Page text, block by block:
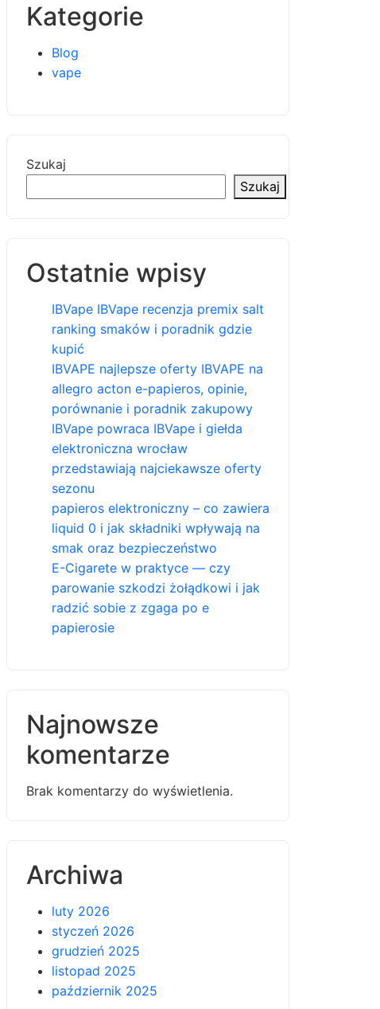
Kategorie
Blog
vape
Szukaj
Szukaj
Ostatnie wpisy
IBVape IBVape recenzja premix salt
ranking smaków i poradnik gdzie
kupić
IBVAPE najlepsze oferty IBVAPE na
allegro acton e-papieros, opinie,
porównanie i poradnik zakupowy
IBVape powraca IBVape i giełda
elektroniczna wrocław
przedstawiają najciekawsze oferty
sezonu
papieros elektroniczny – co zawiera
liquid 0 i jak składniki wpływają na
smak oraz bezpieczeństwo
E-Cigarete w praktyce — czy
parowanie szkodzi żołądkowi i jak
radzić sobie z zgaga po e
papierosie
Najnowsze
komentarze
Brak komentarzy do wyświetlenia.
Archiwa
luty 2026
styczeń 2026
grudzień 2025
listopad 2025
październik 2025